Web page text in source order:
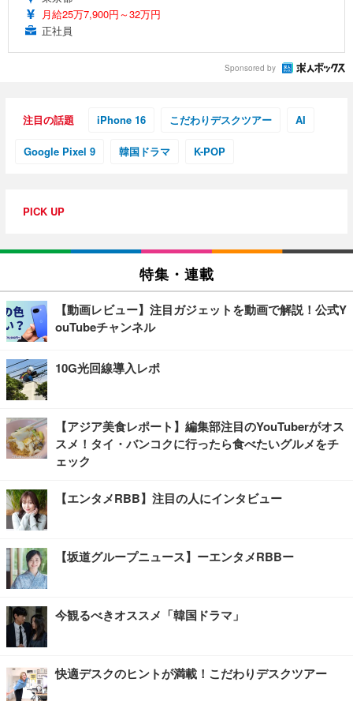
月給25万7,900円～32万円
正社員
Sponsored by
注目の話題 iPhone 16 こだわりデスクツアー AI
Google Pixel 9 韓国ドラマ K-POP
PICK UP
特集・連載
【動画レビュー】注目ガジェットを動画で解説！公式Y
ouTubeチャンネル
10G光回線導入レポ
【アジア美食レポート】編集部注目のYouTuberがオス
スメ！タイ・バンコクに行ったら食べたいグルメをチ
ェック
【エンタメRBB】注目の人にインタビュー
【坂道グループニュース】ーエンタメRBBー
今観るべきオススメ「韓国ドラマ」
快適デスクのヒントが満載！こだわりデスクツアー